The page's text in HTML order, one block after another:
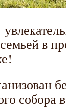
в
собора